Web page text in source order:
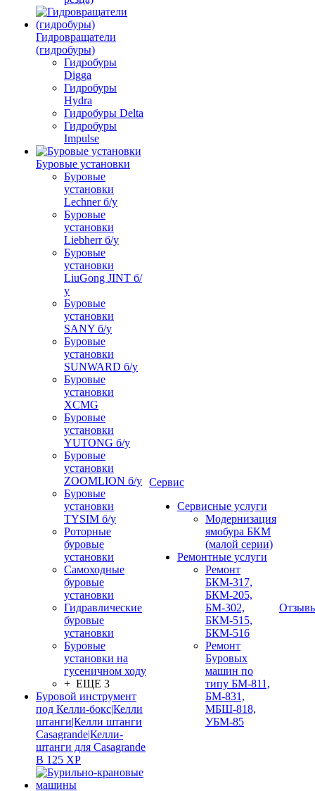
Гидровращатели
(гидробуры)
Гидробуры
Digga
Гидробуры
Hydra
Гидробуры Delta
Гидробуры
Impulse
Буровые установки
Буровые
установки
Lechner б/у
Буровые
установки
Liebherr б/у
Буровые
установки
LiuGong JINT б/
у
Буровые
установки
SANY б/у
Буровые
установки
SUNWARD б/у
Буровые
установки
XCMG
Буровые
установки
YUTONG б/у
Буровые
установки
ZOOMLION б/у
Буровые
установки
TYSIM б/у
Роторные
буровые
установки
Самоходные
буровые
установки
Гидравлические
буровые
установки
Буровые
установки на
гусеничном ходу
+ ЕЩЕ 3
Буровой инструмент
под Келли-бокс|Келли
штанги|Келли штанги
Casagrande|Келли-
штанги для Casagrande
B 125 XP
Сервис
Сервисные услуги
Модернизация
ямобура БКМ
(малой серии)
Ремонтные услуги
Ремонт
БКМ-317,
БКМ-205,
БМ-302,
БКМ-515,
БКМ-516
Ремонт
Буровых
машин по
типу БМ-811,
БМ-831,
МБШ-818,
УБМ-85